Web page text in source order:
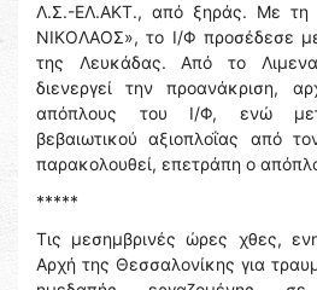
Λ.Σ.-ΕΛ.ΑΚΤ., από ξηράς. Με τη
ΝΙΚΟΛΑΟΣ», το Ι/Φ προσέδεσε
της Λευκάδας. Από το
διενεργεί την προανάκριση,
απόπλους του Ι/Φ, ενώ
βεβαιωτικού αξιοπλοΐας από
παρακολουθεί, επετράπη ο
*****
Τις μεσημβρινές ώρες χθες,
Αρχή της Θεσσαλονίκης για